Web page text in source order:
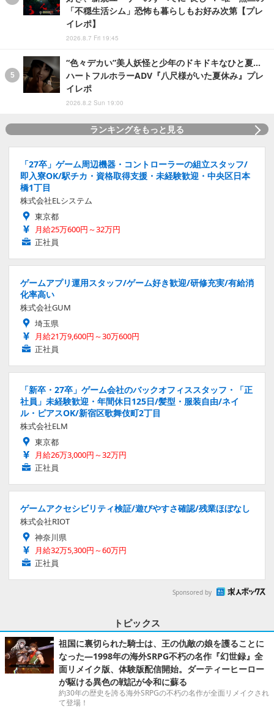
「不穏生活シム」恐怖も暮らしもお好み次第【プレ
イレポ】
2026.8.7 Fri 19:45
“色々デカい”美人妖怪と少年のドキドキなひと夏…
ハートフルホラーADV『八尺様がいた夏休み』プレ
イレポ
2026.8.2 Sun 19:00
ランキングをもっと見る
「27卒」ゲーム周辺機器・コントローラーの組立スタッフ/
即入寮OK/駅チカ・資格取得支援・未経験歓迎・中央区日本
橋1丁目
株式会社ELシステム
東京都
月給25万600円～32万円
正社員
ゲームアプリ運用スタッフ/ゲーム好き歓迎/研修充実/有給消
化率高い
株式会社GUM
埼玉県
月給21万9,600円～30万600円
正社員
「新卒・27卒」ゲーム会社のバックオフィススタッフ・「正
社員」未経験歓迎・年間休日125日/髪型・服装自由/ネイ
ル・ピアスOK/新宿区歌舞伎町2丁目
株式会社ELM
東京都
月給26万3,000円～32万円
正社員
ゲームアクセシビリティ検証/遊びやすさ確認/残業ほぼなし
株式会社RIOT
神奈川県
月給32万5,300円～60万円
正社員
Sponsored by
トピックス
祖国に裏切られた騎士は、王の仇敵の娘を護ることに
なった―1998年の海外SRPG不朽の名作『幻世録』全
面リメイク版、体験版配信開始。ダーティーヒーロー
が駆ける異色の戦記が令和に蘇る
約30年の歴史を誇る海外SRPGの不朽の名作が全面リメイクされ
て登場！